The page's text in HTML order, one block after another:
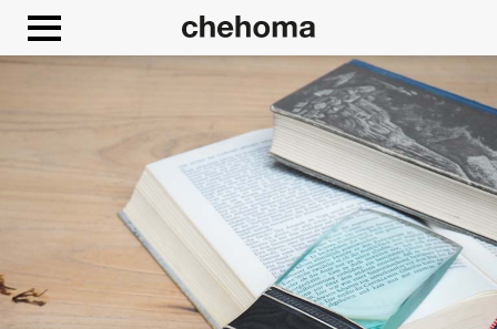
Panneau de gestion des cookies